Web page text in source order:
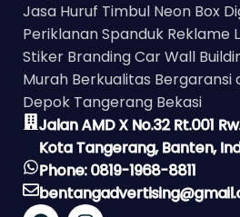
Jasa Huruf Timbul Neon Box
Periklanan Spanduk Reklame
Stiker Branding Car Wall
Murah Berkualitas Bergaransi
Depok Tangerang Bekasi
Jalan AMD X No.32 Rt.001
Kota Tangerang, Banten,
Phone: 0819-1968-8811